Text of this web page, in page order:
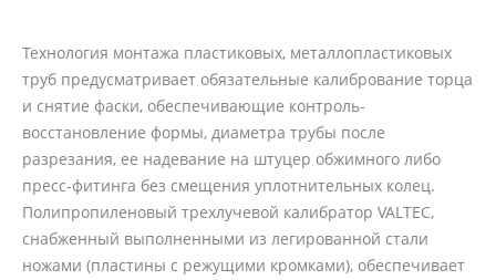
Технология монтажа пластиковых, металлопластиковых
труб предусматривает обязательные калибрование торца
и снятие фаски, обеспечивающие контроль-
восстановление формы, диаметра трубы после
разрезания, ее надевание на штуцер обжимного либо
пресс-фитинга без смещения уплотнительных колец.
Полипропиленовый трехлучевой калибратор VALTEC,
снабженный выполненными из легированной стали
ножами (пластины с режущими кромками), обеспечивает